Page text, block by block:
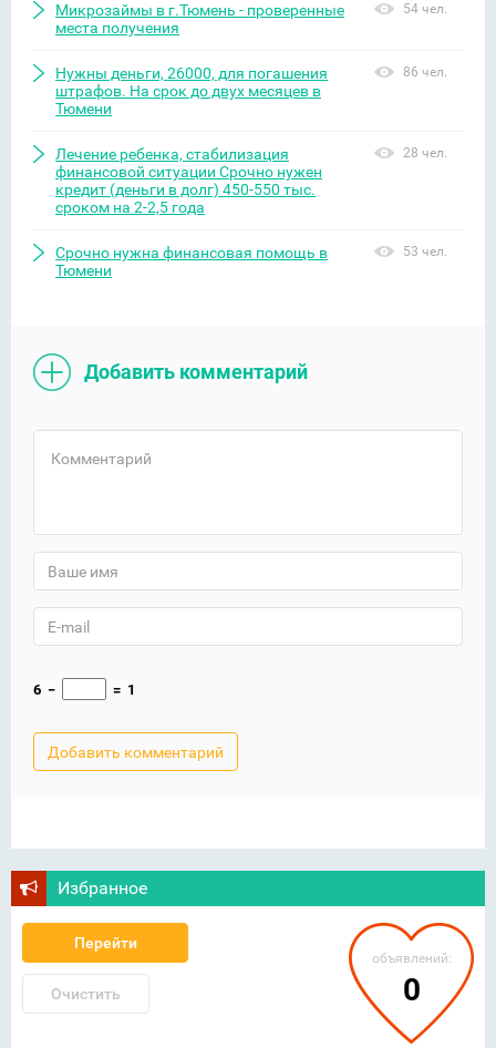
Микрозаймы в г.Тюмень - проверенные
места получения
54 чел.
Нужны деньги, 26000, для погашения
штрафов. На срок до двух месяцев в
Тюмени
86 чел.
Лечение ребенка, стабилизация
финансовой ситуации Срочно нужен
кредит (деньги в долг) 450-550 тыс.
сроком на 2-2,5 года
28 чел.
Срочно нужна финансовая помощь в
Тюмени
53 чел.
Добавить комментарий
6 − = 1
Избранное
Перейти
Очистить
объявлений:
0